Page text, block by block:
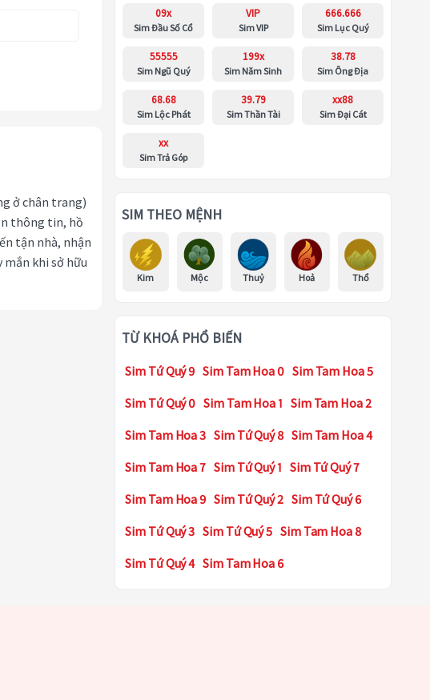
ở chân trang)
thông tin, hồ
tận nhà, nhận
khi sở hữu
09x
Sim Đầu Số Cổ
VIP
Sim VIP
666.666
Sim Lục Quý
55555
Sim Ngũ Quý
199x
Sim Năm Sinh
38.78
Sim Ông Địa
68.68
Sim Lộc Phát
39.79
Sim Thần Tài
xx88
Sim Đại Cát
xx
Sim Trả Góp
SIM THEO MỆNH
Kim Mộc Thuỷ Hoả Thổ
TỪ KHOÁ PHỔ BIẾN
Sim Tứ Quý 9 Sim Tam Hoa 0 Sim Tam Hoa 5
Sim Tứ Quý 0 Sim Tam Hoa 1 Sim Tam Hoa 2
Sim Tam Hoa 3 Sim Tứ Quý 8 Sim Tam Hoa 4
Sim Tam Hoa 7 Sim Tứ Quý 1 Sim Tứ Quý 7
Sim Tam Hoa 9 Sim Tứ Quý 2 Sim Tứ Quý 6
Sim Tứ Quý 3 Sim Tứ Quý 5 Sim Tam Hoa 8
Sim Tứ Quý 4 Sim Tam Hoa 6